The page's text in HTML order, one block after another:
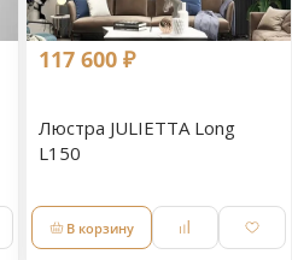
117 600 ₽
Люстра JULIETTA Long
L150
В корзину